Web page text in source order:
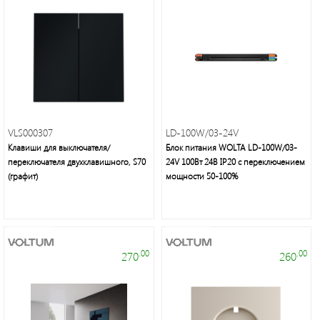
Энергосберегающие
осветительное
VLS000307
Клавиши для выключателя/
переключателя двухклавишного, S70
(графит)
LD-100W/03-24V
Блок питания WOLTA LD-100W/03-
24V 100Вт 24В IP20 с переключением
мощности 50-100%
270.00 260.00